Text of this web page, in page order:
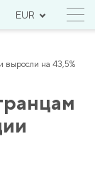
EUR
выросли на 43,5%